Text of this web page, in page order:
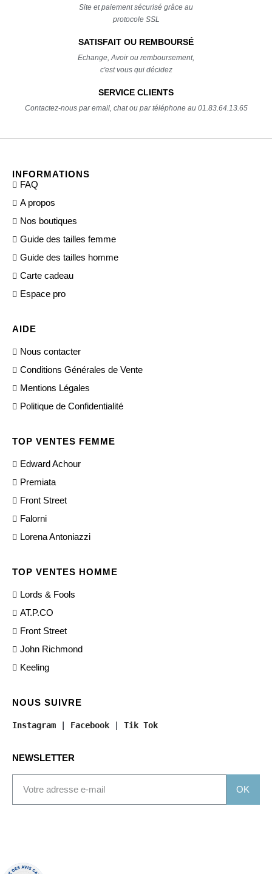
Site et paiement sécurisé grâce au
protocole SSL
SATISFAIT OU REMBOURSÉ
Echange, Avoir ou remboursement,
c'est vous qui décidez
SERVICE CLIENTS
Contactez-nous par email, chat ou par téléphone au 01.83.64.13.65
INFORMATIONS
FAQ
A propos
Nos boutiques
Guide des tailles femme
Guide des tailles homme
Carte cadeau
Espace pro
AIDE
Nous contacter
Conditions Générales de Vente
Mentions Légales
Politique de Confidentialité
TOP VENTES FEMME
Edward Achour
Premiata
Front Street
Falorni
Lorena Antoniazzi
TOP VENTES HOMME
Lords & Fools
AT.P.CO
Front Street
John Richmond
Keeling
NOUS SUIVRE
Instagram Facebook Tik Tok
NEWSLETTER
OK